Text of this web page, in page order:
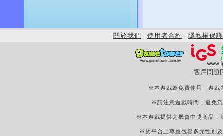
關於我們 | 使用者合約 | 隱私權保護
客戶問題
※本遊戲為免費使用，遊戲
※請注意遊戲時間，避免
※本遊戲提供之機會中獎商品，
※於平台上尊重包容多元性別